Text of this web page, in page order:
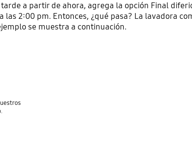
a partir de ahora, agrega la opción Final
2:00 pm. Entonces, ¿qué pasa? La lavadora
se muestra a continuación.